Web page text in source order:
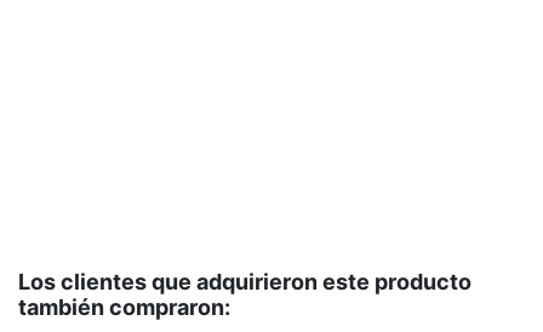
Los clientes que adquirieron este producto
también compraron: